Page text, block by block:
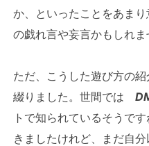
か、といったことをあま
の戯れ言や妄言かもしれま
ただ、こうした遊び方の
綴りました。世間では
トで知られているそうで
きましたけれど、まだ自